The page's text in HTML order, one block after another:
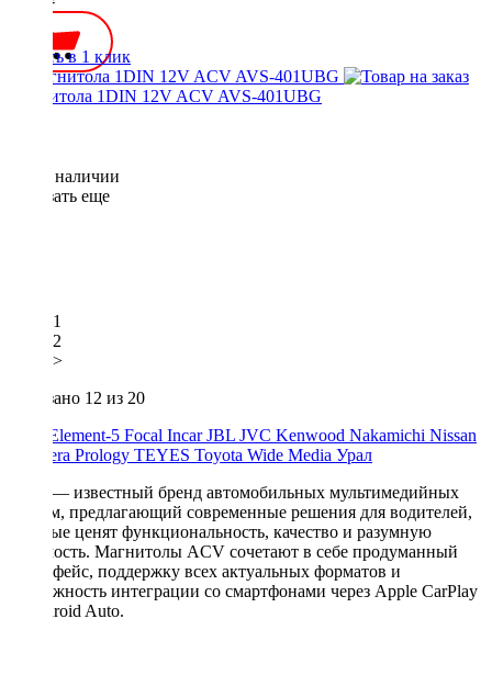
Купить в 1 клик
Магнитола 1DIN 12V ACV AVS-401UBG
Нет в наличии
Показать еще
1
2
>
Показано 12 из 20
Element-5 Focal Incar JBL JVC Kenwood Nakamichi Nissan
Premiera Prology TEYES Toyota Wide Media Урал
ACV — известный бренд автомобильных мультимедийных
систем, предлагающий современные решения для водителей,
которые ценят функциональность, качество и разумную
стоимость. Магнитолы ACV сочетают в себе продуманный
интерфейс, поддержку всех актуальных форматов и
возможность интеграции со смартфонами через Apple CarPlay
и Android Auto.